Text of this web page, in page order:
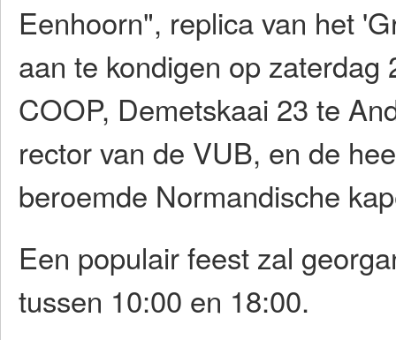
Eenhoorn", replica van het
aan te kondigen op
COOP, Demetskaai 23 te
rector van de VUB, en de
beroemde Normandische
Een populair feest zal
tussen 10:00 en 18:00.